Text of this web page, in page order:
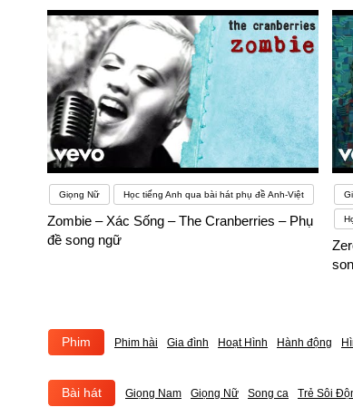
Giọng Nữ Học tiếng Anh qua bài hát phụ đề Anh-Việt
Zombie – Xác Sống – The Cranberries – Phụ
đề song ngữ
Phim Phim hài Gia đình Hoạt Hình Hành động
Bài hát Giọng Nam Giọng Nữ Song ca Trẻ Sôi